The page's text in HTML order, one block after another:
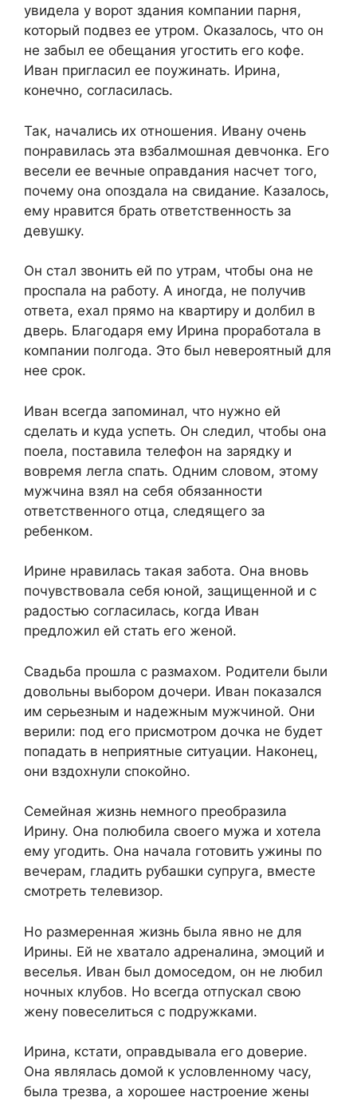
увидела у ворот здания компании парня,
который подвез ее утром. Оказалось, что он
не забыл ее обещания угостить его кофе.
Иван пригласил ее поужинать. Ирина,
конечно, согласилась.​
​Так, начались их отношения. Ивану очень
понравилась эта взбалмошная девчонка. Его
весели ее вечные оправдания насчет того,
почему она опоздала на свидание. Казалось,
ему нравится брать ответственность за
девушку.​
​Он стал звонить ей по утрам, чтобы она не
проспала на работу. А иногда, не получив
ответа, ехал прямо на квартиру и долбил в
дверь. Благодаря ему Ирина проработала в
компании полгода. Это был невероятный для
нее срок.​
​Иван всегда запоминал, что нужно ей
сделать и куда успеть. Он следил, чтобы она
поела, поставила телефон на зарядку и
вовремя легла спать. Одним словом, этому
мужчина взял на себя обязанности
ответственного отца, следящего за
ребенком.​
​Ирине нравилась такая забота. Она вновь
почувствовала себя юной, защищенной и с
радостью согласилась, когда Иван
предложил ей стать его женой.​
​Свадьба прошла с размахом. Родители были
довольны выбором дочери. Иван показался
им серьезным и надежным мужчиной. Они
верили: под его присмотром дочка не будет
попадать в неприятные ситуации. Наконец,
они вздохнули спокойно.​
​Семейная жизнь немного преобразила
Ирину. Она полюбила своего мужа и хотела
ему угодить. Она начала готовить ужины по
вечерам, гладить рубашки супруга, вместе
смотреть телевизор.​
​Но размеренная жизнь была явно не для
Ирины. Ей не хватало адреналина, эмоций и
веселья. Иван был домоседом, он не любил
ночных клубов. Но всегда отпускал свою
жену повеселиться с подружками.​
​Ирина, кстати, оправдывала его доверие.
Она являлась домой к условленному часу,
была трезва, а хорошее настроение жены